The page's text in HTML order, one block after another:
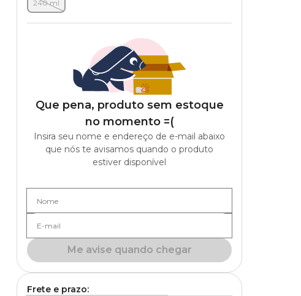
240 ml
Que pena, produto sem estoque
no momento =(
Insira seu nome e endereço de e-mail abaixo
que nós te avisamos quando o produto
estiver disponível
Nome
E-mail
Me avise quando chegar
Frete e prazo: